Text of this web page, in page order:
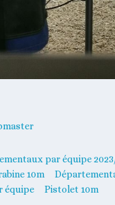
par équipe
10m
équipe Pistolet 10m